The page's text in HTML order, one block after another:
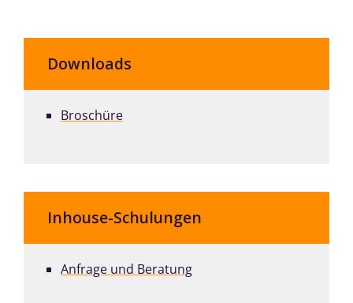
Downloads
Broschüre
Inhouse-Schulungen
Anfrage und Beratung